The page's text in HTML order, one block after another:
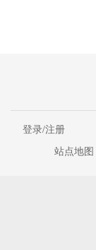
登录/注册
站点地图